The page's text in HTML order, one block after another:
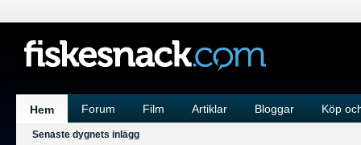
Hem Forum Film Artiklar Bloggar Köp
Senaste dygnets inlägg